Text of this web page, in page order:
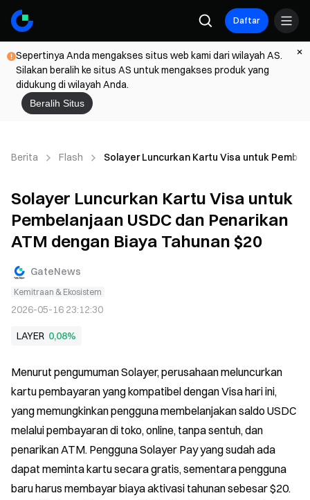
Daftar
Sepertinya Anda mengakses situs web kami dari wilayah AS.
Silakan beralih ke situs AS untuk mengakses produk yang
didukung di wilayah Anda.
Beralih Situs
Berita Flash Solayer Luncurkan Kartu Visa untuk
Solayer Luncurkan Kartu Visa untuk
Pembelanjaan USDC dan Penarikan
ATM dengan Biaya Tahunan $20
GateNews
Kemitraan & Ekosistem
2026-05-16 23:12:30
LAYER 0,08%
Menurut pengumuman Solayer, perusahaan meluncurkan
kartu pembayaran yang kompatibel dengan Visa hari ini,
yang memungkinkan pengguna membelanjakan saldo USDC
melalui pembayaran di toko, online, tanpa sentuh, dan
penarikan ATM. Pengguna Solayer Pay yang sudah ada
dapat meminta kartu secara gratis, sementara pengguna
baru harus membayar biaya aktivasi tahunan sebesar $20.